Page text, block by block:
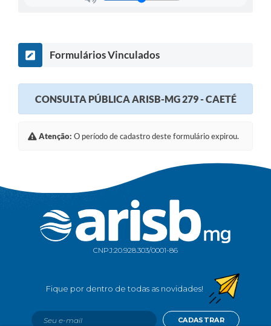
Formulários Vinculados
CONSULTA PÚBLICA ARISB-MG 279 - CAETÉ
Atenção: O período de cadastro deste formulário expirou.
CNPJ:20.928.303/0001-86
CADASTRAR